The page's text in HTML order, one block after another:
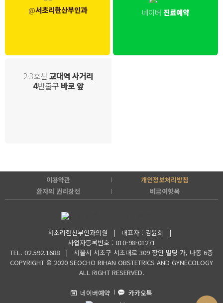
@서초리한산부인과 네이버 진료예약
2·3호선 교대역 사거리
4번출구 바로 앞
이용약관
개인정보처리방침
환자의 권리장전
비급여항목
서초리한산부인과의원 | 대표자 : 김윤희 |
사업자등록번호 : 810-98-01271
TEL. 02.592.1688 | 서울시 서초구 서초대로 309 장안 빌딩 가, 나동 6층
COPYRIGHT © 2020 SEOCHO RIHAN OBSTETRICS AND GYNECOLOGY
ALL RIGHT RESERVED.
네이버예약
카카오톡